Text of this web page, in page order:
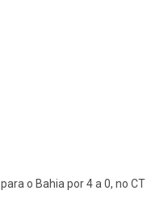
o Bahia por 4 a 0, no CT